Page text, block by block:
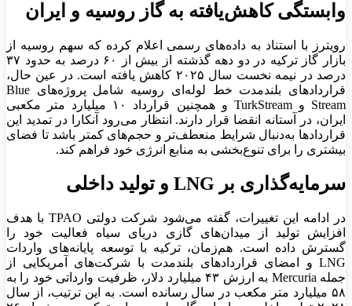
وابستگی کاهش‌یافته به گاز روسیه و ایران
رویترز با استناد به داده‌های رسمی اعلام کرده که سهم روسیه از
بازار گاز ترکیه در دو دهه گذشته از بیش از ۶۰ درصد به حدود ۳۷
درصد در نیمه نخست سال ۲۰۲۵ کاهش یافته است. در عین حال،
قراردادهای بلندمدت خط لوله‌ای روسیه شامل پروژه‌های Blue
Stream و TurkStream و همچنین قرارداد ۱۰ میلیارد متر مکعبی
ایران، در آستانه انقضا قرار دارند. انتظار می‌رود آنکارا در تمدید این
قراردادها به‌دنبال شرایط منعطف‌تر و حجم‌های کمتر باشد تا فضای
بیشتری را برای تنوع‌بخشی به منابع انرژی خود فراهم کند.
سرمایه‌گذاری بر LNG و تولید داخلی
در ادامه این تغییرات، گفته می‌شود شرکت دولتی TPAO با هدف
افزایش تولید از میدان‌های گازی دریای سیاه فعالیت خود را
گسترش داده است. هم‌زمان، ترکیه با توسعه پایانه‌های واردات
LNG و امضای قراردادهای بلندمدت با شرکت‌های آمریکایی از
جمله Mercuria به ارزش ۴۳ میلیارد دلار، ظرفیت وارداتی خود را به
۵۸ میلیارد متر مکعب در سال رسانده است. به این ترتیب، از سال